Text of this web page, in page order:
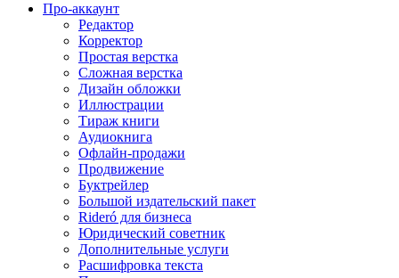
Про-аккаунт
Редактор
Корректор
Простая верстка
Сложная верстка
Дизайн обложки
Иллюстрации
Тираж книги
Аудиокнига
Офлайн-продажи
Продвижение
Буктрейлер
Большой издательский пакет
Rideró для бизнеса
Юридический советник
Дополнительные услуги
Расшифровка текста